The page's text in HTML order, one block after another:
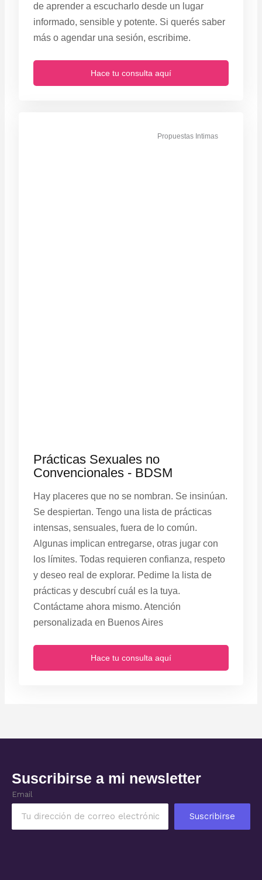
de aprender a escucharlo desde un lugar
informado, sensible y potente. Si querés saber
más o agendar una sesión, escribime.
Hace tu consulta aquí
Propuestas Intimas
Prácticas Sexuales no
Convencionales - BDSM
Hay placeres que no se nombran. Se insinúan.
Se despiertan. Tengo una lista de prácticas
intensas, sensuales, fuera de lo común.
Algunas implican entregarse, otras jugar con
los límites. Todas requieren confianza, respeto
y deseo real de explorar. Pedime la lista de
prácticas y descubrí cuál es la tuya.
Contáctame ahora mismo. Atención
personalizada en Buenos Aires
Hace tu consulta aquí
Suscribirse a mi newsletter
Email
Suscribirse